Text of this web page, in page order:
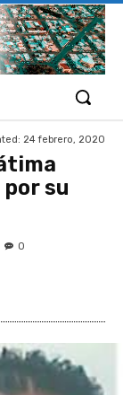
24 febrero, 2020
su
0